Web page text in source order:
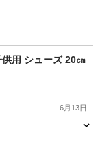
用 シューズ 20㎝
6月13日